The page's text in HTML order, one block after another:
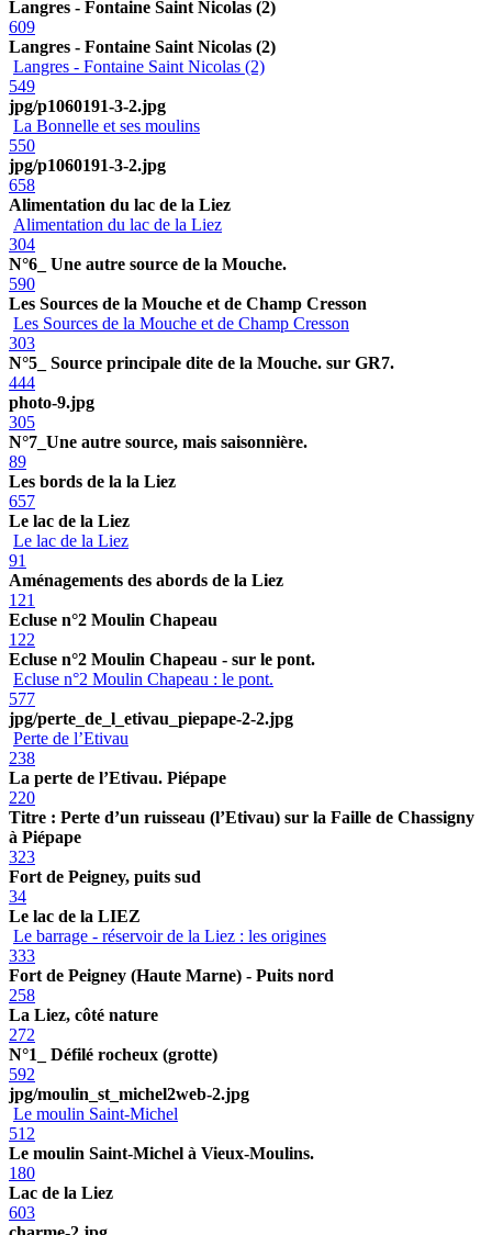
Langres - Fontaine Saint Nicolas (2)
609
Langres - Fontaine Saint Nicolas (2)
Langres - Fontaine Saint Nicolas (2)
549
jpg/p1060191-3-2.jpg
La Bonnelle et ses moulins
550
jpg/p1060191-3-2.jpg
658
Alimentation du lac de la Liez
Alimentation du lac de la Liez
304
N°6_ Une autre source de la Mouche.
590
Les Sources de la Mouche et de Champ Cresson
Les Sources de la Mouche et de Champ Cresson
303
N°5_ Source principale dite de la Mouche. sur GR7.
444
photo-9.jpg
305
N°7_Une autre source, mais saisonnière.
89
Les bords de la la Liez
657
Le lac de la Liez
Le lac de la Liez
91
Aménagements des abords de la Liez
121
Ecluse n°2 Moulin Chapeau
122
Ecluse n°2 Moulin Chapeau - sur le pont.
Ecluse n°2 Moulin Chapeau : le pont.
577
jpg/perte_de_l_etivau_piepape-2-2.jpg
Perte de l’Etivau
238
La perte de l’Etivau. Piépape
220
Titre : Perte d’un ruisseau (l’Etivau) sur la Faille de Chassigny
à Piépape
323
Fort de Peigney, puits sud
34
Le lac de la LIEZ
Le barrage - réservoir de la Liez : les origines
333
Fort de Peigney (Haute Marne) - Puits nord
258
La Liez, côté nature
272
N°1_ Défilé rocheux (grotte)
592
jpg/moulin_st_michel2web-2.jpg
Le moulin Saint-Michel
512
Le moulin Saint-Michel à Vieux-Moulins.
180
Lac de la Liez
603